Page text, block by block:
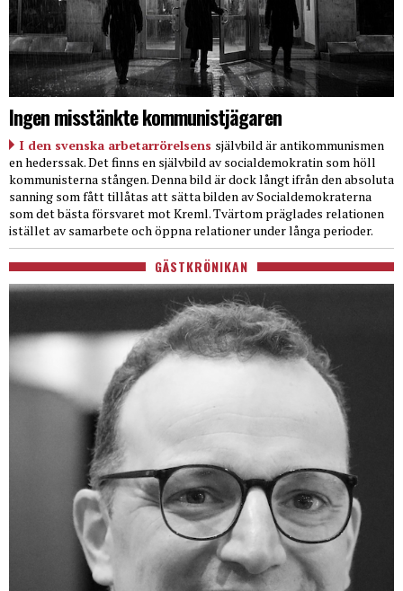
Ingen misstänkte kommunistjägaren
I den svenska arbetarrörelsens självbild är antikommunismen
en hederssak. Det finns en självbild av socialdemokratin som höll
kommunisterna stången. Denna bild är dock långt ifrån den absoluta
sanning som fått tillåtas att sätta bilden av Socialdemokraterna
som det bästa försvaret mot Kreml. Tvärtom präglades relationen
istället av samarbete och öppna relationer under långa perioder.
GÄSTKRÖNIKAN